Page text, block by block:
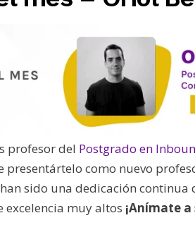
profesor del Postgrado en
presentártelo como nuevo
sido una dedicación continua
excelencia muy altos ¡Anímate